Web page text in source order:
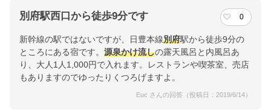
別府駅西口から徒歩9分です 0
新幹線の駅ではないですが、日豊本線別府駅から徒歩9分の
ところにある宿です。 源泉かけ流しの露天風呂と内風呂あ
り、大人1人1,000円で入れます。レストランや喫茶室、売店
もありますのでゆったりくつろげますよ。
Euc さんの回答（投稿日：2019/6/14）